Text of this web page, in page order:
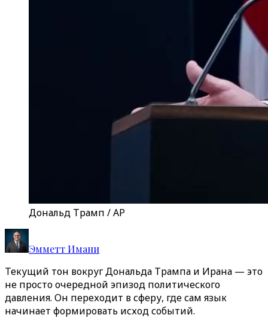
Дональд Трамп / AP
Эмметт Имани
Текущий тон вокруг Дональда Трампа и Ирана — это
не просто очередной эпизод политического
давления. Он переходит в сферу, где сам язык
начинает формировать исход событий.